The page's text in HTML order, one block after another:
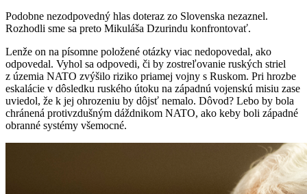
Podobne nezodpovedný hlas doteraz zo Slovenska nezaznel.
Rozhodli sme sa preto Mikuláša Dzurindu konfrontovať.
Lenže on na písomne položené otázky viac nedopovedal, ako
odpovedal. Vyhol sa odpovedi, či by zostreľovanie ruských striel
z územia NATO zvýšilo riziko priamej vojny s Ruskom. Pri hrozbe
eskalácie v dôsledku ruského útoku na západnú vojenskú misiu zase
uviedol, že k jej ohrozeniu by dôjsť nemalo. Dôvod? Lebo by bola
chránená protivzdušným dáždnikom NATO, ako keby boli západné
obranné systémy všemocné.